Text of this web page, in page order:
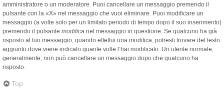
amministratore o un moderatore. Puoi cancellare un messaggio premendo il
pulsante con la «X» nel messaggio che vuoi eliminare. Puoi modificare un
messaggio (a volte solo per un limitato periodo di tempo dopo il suo inserimento)
premendo il pulsante modifica nel messaggio in questione. Se qualcuno ha già
risposto al tuo messaggio, quando effettui una modifica, potresti trovare del testo
aggiunto dove viene indicato quante volte l’hai modificato. Un utente normale,
generalmente, non può cancellare un messaggio dopo che qualcuno ha
risposto.
Top